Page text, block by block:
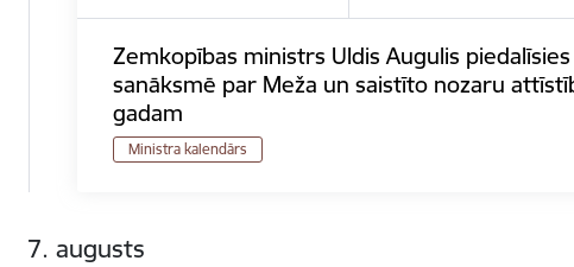
Zemkopības ministrs Uldis Augulis
sanāksmē par Meža un saistīto nozaru
gadam
Ministra kalendārs
7. augusts